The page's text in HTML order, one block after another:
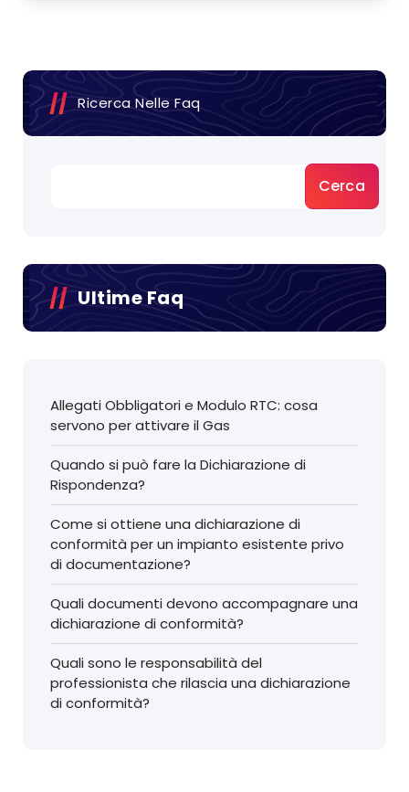
Ricerca Nelle Faq
Cerca
Ultime Faq
Allegati Obbligatori e Modulo RTC: cosa
servono per attivare il Gas
Quando si può fare la Dichiarazione di
Rispondenza?
Come si ottiene una dichiarazione di
conformità per un impianto esistente privo
di documentazione?
Quali documenti devono accompagnare una
dichiarazione di conformità?
Quali sono le responsabilità del
professionista che rilascia una dichiarazione
di conformità?